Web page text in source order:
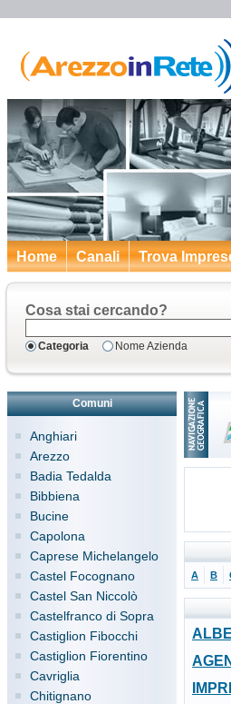
Home Canali Trova
Cosa stai cercando?
Categoria Nome Azienda
Comuni
Anghiari
Arezzo
Badia Tedalda
Bibbiena
Bucine
Capolona
Caprese Michelangelo
Castel Focognano
Castel San Niccolò
Castelfranco di Sopra
Castiglion Fibocchi
Castiglion Fiorentino
Cavriglia
Chitignano
A B